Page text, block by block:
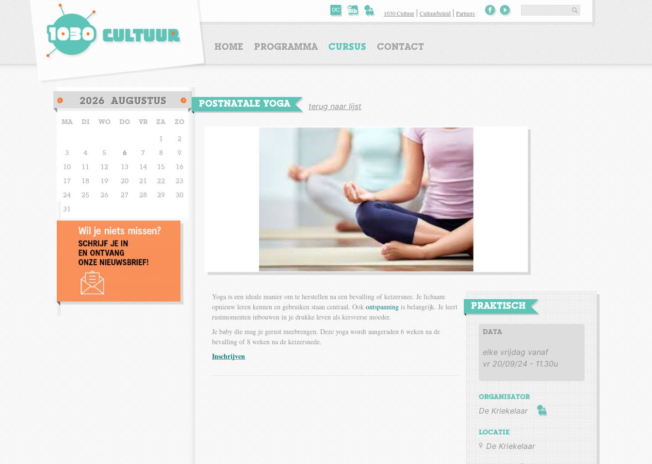
1030 Cultuur Cultuurbeleid Partners
HOME PROGRAMMA CURSUS CONTACT
HOME PROGRAMMA
1030 Cultuur
Cultuurbeleid
2026 AUGUSTUS
MA DI WO DO VR ZA ZO
1
2
3
4 5 6 7 8
9
10
11 12 13 14 15
16
17
18 19 20 21 22
23
24
25 26 27 28 29
30
31
POSTNATALE YOGA terug naar lijst
Yoga is een ideale manier om te herstellen na een bevalling of keizersnee. Je lichaam
opnieuw leren kennen en gebruiken staan centraal. Ook ontspanning is belangrijk. Je leert
rustmomenten inbouwen in je drukke leven als kersverse moeder.
Je baby die mag je gerust meebrengen. Deze yoga wordt aangeraden 6 weken na de
bevalling of 8 weken na de keizersnede.
Inschrijven
PRAKTISCH
DATA
elke vrijdag vanaf
vr 20/09/24 - 11.30u
ORGANISATOR
De Kriekelaar
LOCATIE
De Kriekelaar